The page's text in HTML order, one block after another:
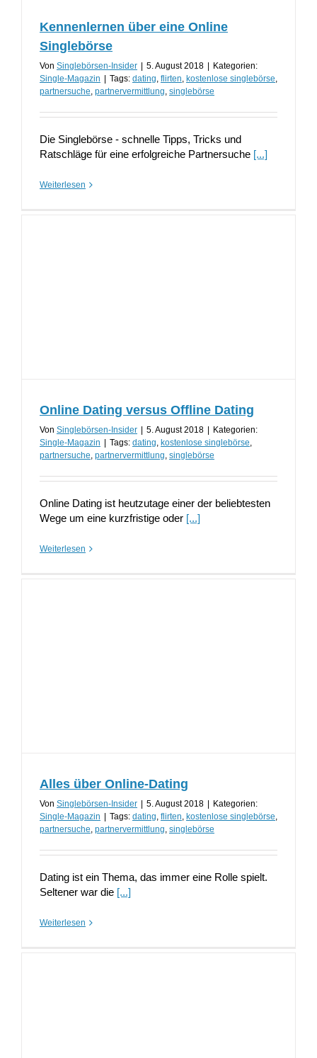
Kennenlernen über eine Online
Singlebörse
Von Singlebörsen-Insider 5. August 2018
Kategorien:
Single-Magazin
Tags: dating, flirten, kostenlose singlebörse,
partnersuche, partnervermittlung, singlebörse
Die Singlebörse - schnelle Tipps, Tricks und
Ratschläge für eine erfolgreiche Partnersuche [...]
Weiterlesen
Online Dating versus Offline Dating
Von Singlebörsen-Insider 5. August 2018
Kategorien:
Single-Magazin
Tags: dating, kostenlose singlebörse,
partnersuche, partnervermittlung, singlebörse
Online Dating ist heutzutage einer der beliebtesten
Wege um eine kurzfristige oder [...]
Weiterlesen
Alles über Online-Dating
Von Singlebörsen-Insider 5. August 2018
Kategorien:
Single-Magazin
Tags: dating, flirten, kostenlose singlebörse,
partnersuche, partnervermittlung, singlebörse
Dating ist ein Thema, das immer eine Rolle spielt.
Seltener war die [...]
Weiterlesen